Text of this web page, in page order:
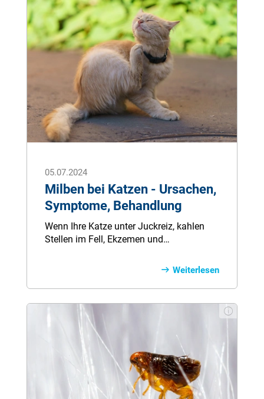
05.07.2024
Milben bei Katzen - Ursachen,
Symptome, Behandlung
Wenn Ihre Katze unter Juckreiz, kahlen
Stellen im Fell, Ekzemen und
Ursache sein. Hier erfahren Sie alles, was
müssen.
Weiterlesen